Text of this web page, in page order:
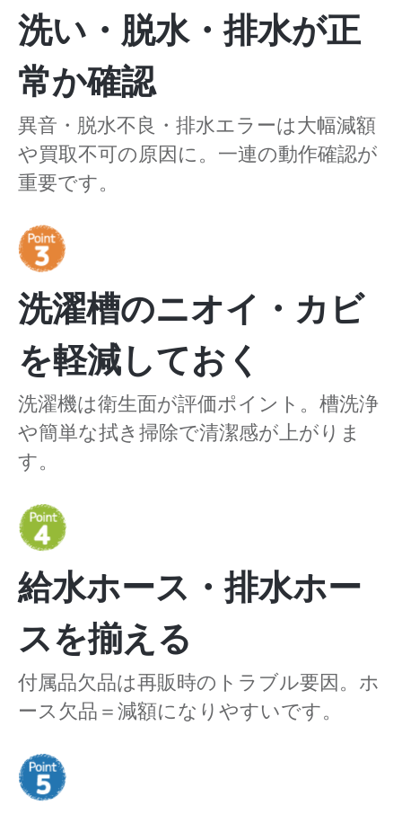
洗い・脱水・排水が正
常か確認
異音・脱水不良・排水エラーは大幅減額
や買取不可の原因に。一連の動作確認が
重要です。
洗濯槽のニオイ・カビ
を軽減しておく
洗濯機は衛生面が評価ポイント。槽洗浄
や簡単な拭き掃除で清潔感が上がりま
す。
給水ホース・排水ホー
スを揃える
付属品欠品は再販時のトラブル要因。ホ
ース欠品＝減額になりやすいです。